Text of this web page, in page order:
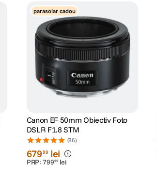
parasolar cadou
Canon EF 50mm Obiectiv Foto
DSLR F1.8 STM
(86)
67999 lei
PRP: 79999 lei